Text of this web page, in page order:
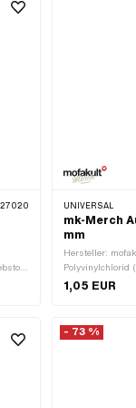
27020
·
UNIVERSAL
mk-Merch
mm
Hersteller:
Polyvinylchlorid
Farbe: schwarz
Nein
1,05 EUR
- 73 %